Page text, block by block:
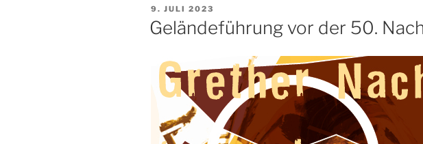
VERÖFFENTLICHT
AM
9. JULI 2023
Geländeführung vor der 50.